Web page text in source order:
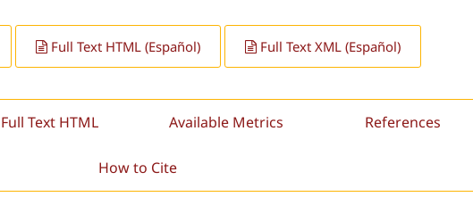
Full Text HTML (Español) Full Text XML (Español)
Full Text HTML Available Metrics References
How to Cite